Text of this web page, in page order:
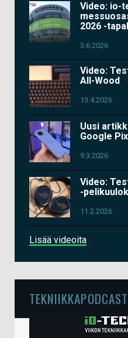
Video: io-
2026 -
3.6.2026
Video:
All-Wood
13.4.2026
Uusi
Google
9.3.2026
Video:
-
11.2.2026
Lisää videoita
TEKNIIKKAPODCAST